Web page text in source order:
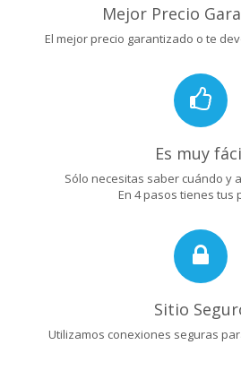
Mejor Precio
El mejor precio garantizado o te
Es muy
Sólo necesitas saber cuándo y
En 4 pasos tienes tus
Sitio
Utilizamos conexiones seguras